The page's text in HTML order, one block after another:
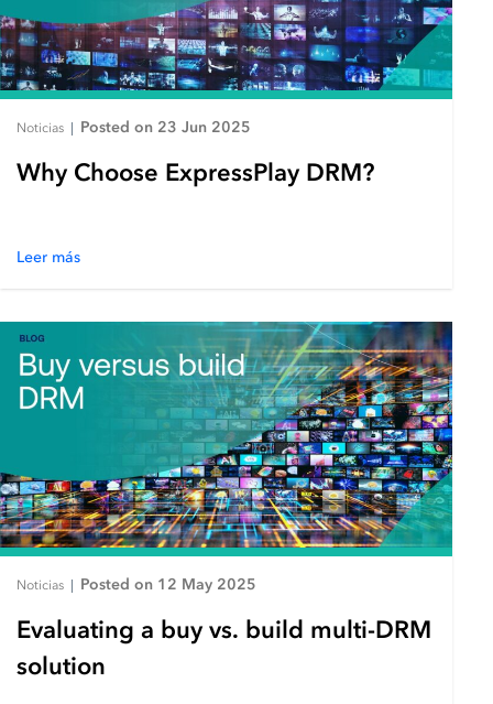
Noticias | Posted on 23 Jun 2025
Why Choose ExpressPlay DRM?
Leer más
Noticias | Posted on 12 May 2025
Evaluating a buy vs. build multi-DRM
solution